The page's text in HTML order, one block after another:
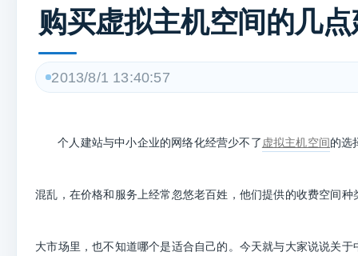
购买虚拟主机空间的几
2013/8/1 13:40:57
个人建站与中小企业的网络化经营少不了 虚拟主机空间的选
混乱，在价格和服务上经常忽悠老百姓，他们提供的收费空间种
大市场里，也不知道哪个是适合自己的。今天就与大家说说关于